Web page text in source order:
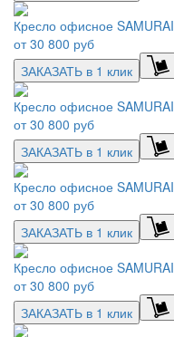
Кресло офисное
от30 800 руб
ЗАКАЗАТЬ в 1 клик
Кресло офисное
от30 800 руб
ЗАКАЗАТЬ в 1 клик
Кресло офисное
от30 800 руб
ЗАКАЗАТЬ в 1 клик
Кресло офисное
от30 800 руб
ЗАКАЗАТЬ в 1 клик